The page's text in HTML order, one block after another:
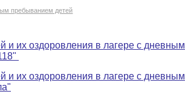
пребыванием детей
и их оздоровления в лагере с дневным
и их оздоровления в лагере с дневным